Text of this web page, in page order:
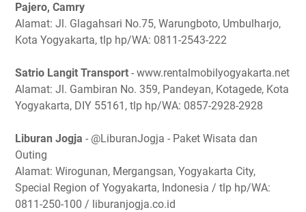
Pajero, Camry
Alamat: Jl. Glagahsari No.75, Warungboto, Umbulharjo,
Kota Yogyakarta, tlp hp/WA: 0811-2543-222
Satrio Langit Transport - www.rentalmobilyogyakarta.net
Alamat: Jl. Gambiran No. 359, Pandeyan, Kotagede, Kota
Yogyakarta, DIY 55161, tlp hp/WA: 0857-2928-2928
Liburan Jogja - @LiburanJogja - Paket Wisata dan
Outing
Alamat: Wirogunan, Mergangsan, Yogyakarta City,
Special Region of Yogyakarta, Indonesia / tlp hp/WA:
0811-250-100 / liburanjogja.co.id